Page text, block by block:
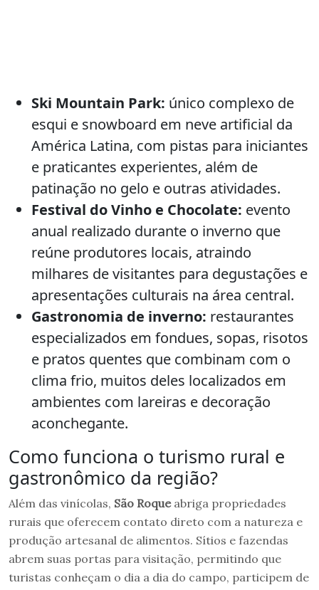
Ski Mountain Park: único complexo de
esqui e snowboard em neve artificial da
América Latina, com pistas para iniciantes
e praticantes experientes, além de
patinação no gelo e outras atividades.
Festival do Vinho e Chocolate: evento
anual realizado durante o inverno que
reúne produtores locais, atraindo
milhares de visitantes para degustações e
apresentações culturais na área central.
Gastronomia de inverno: restaurantes
especializados em fondues, sopas, risotos
e pratos quentes que combinam com o
clima frio, muitos deles localizados em
ambientes com lareiras e decoração
aconchegante.
Como funciona o turismo rural e
gastronômico da região?
Além das vinícolas, São Roqueabriga propriedades
rurais que oferecem contato direto com a natureza e
produção artesanal de alimentos. Sítios e fazendas
abrem suas portas para visitação, permitindo que
turistas conheçam o dia a dia do campo, participem de